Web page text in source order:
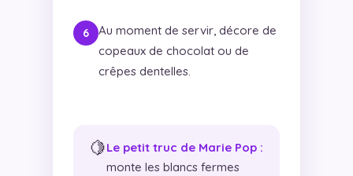
Au moment de servir, décore de
copeaux de chocolat ou de
crêpes dentelles.
🍋Le petit truc de Marie Pop :
monte les blancs fermes